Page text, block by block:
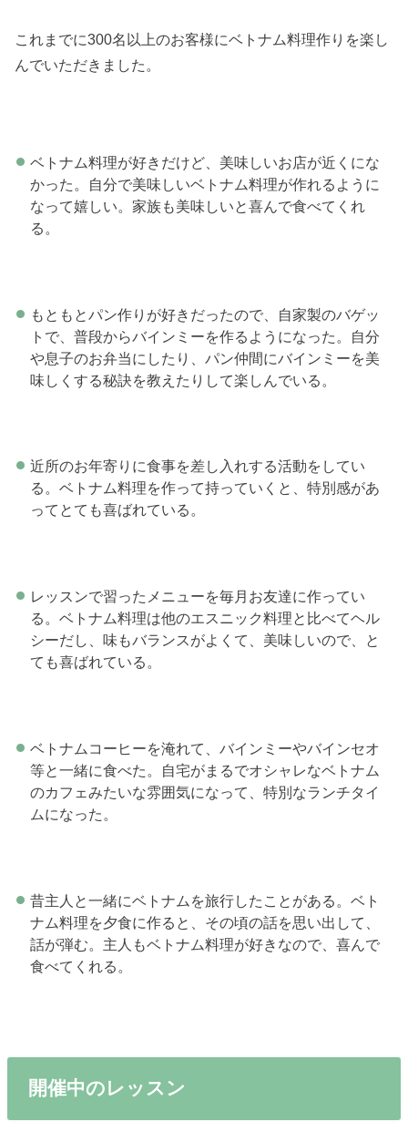
これまでに300名以上のお客様にベトナム料理作りを楽し
んでいただきました。
ベトナム料理が好きだけど、美味しいお店が近くにな
かった。自分で美味しいベトナム料理が作れるように
なって嬉しい。家族も美味しいと喜んで食べてくれ
る。
もともとパン作りが好きだったので、自家製のバゲッ
トで、普段からバインミーを作るようになった。自分
や息子のお弁当にしたり、パン仲間にバインミーを美
味しくする秘訣を教えたりして楽しんでいる。
近所のお年寄りに食事を差し入れする活動をしてい
る。ベトナム料理を作って持っていくと、特別感があ
ってとても喜ばれている。
レッスンで習ったメニューを毎月お友達に作ってい
る。ベトナム料理は他のエスニック料理と比べてヘル
シーだし、味もバランスがよくて、美味しいので、と
ても喜ばれている。
ベトナムコーヒーを淹れて、バインミーやバインセオ
等と一緒に食べた。自宅がまるでオシャレなベトナム
のカフェみたいな雰囲気になって、特別なランチタイ
ムになった。
昔主人と一緒にベトナムを旅行したことがある。ベト
ナム料理を夕食に作ると、その頃の話を思い出して、
話が弾む。主人もベトナム料理が好きなので、喜んで
食べてくれる。
開催中のレッスン